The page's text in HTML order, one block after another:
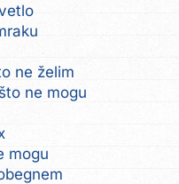
ne želim
ne mogu
mogu